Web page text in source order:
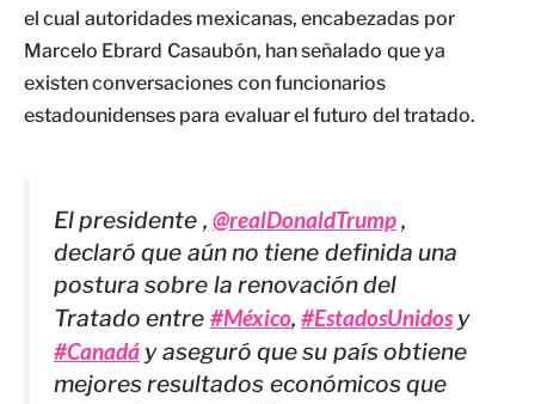
el cual autoridades mexicanas, encabezadas por
Marcelo Ebrard Casaubón, han señalado que ya
existen conversaciones con funcionarios
estadounidenses para evaluar el futuro del tratado.
El presidente , @realDonaldTrump,
declaró que aún no tiene definida una
postura sobre la renovación del
Tratado entre #México, #EstadosUnidosy
#Canadá y aseguró que su país obtiene
mejores resultados económicos que